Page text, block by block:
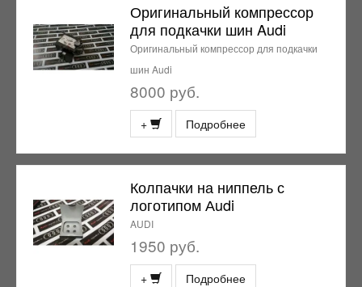
Оригинальный компрессор
для подкачки шин Audi
Оригинальный компрессор для подкачки
шин Audi
8000 руб.
+ Подробнее
Колпачки на ниппель с
логотипом Аudi
AUDI
1950 руб.
+ Подробнее